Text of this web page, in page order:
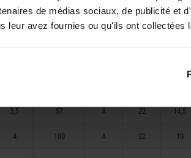
de médias sociaux, de publicité et
leur avez fournies ou qu'ils ont
3,5 40 A 15,5 12
3,5 57 A 22 14,5
4 100 A 22 19